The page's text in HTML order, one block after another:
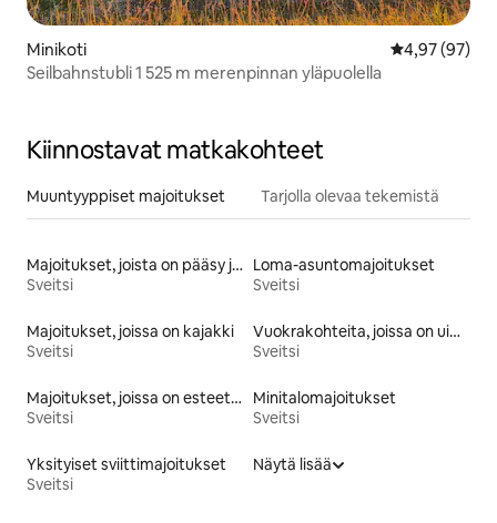
Minikoti
4,97 (97)
Seilbahnstubli 1 525 m merenpinnan yläpuolella
Kiinnostavat matkakohteet
Muuntyyppiset majoitukset Tarjolla olevaa tekemistä
Majoitukset, joista on pääsy järvelle
Sveitsi
Loma-asuntomajoitukset
Sveitsi
Majoitukset, joissa on kajakki
Sveitsi
Vuokrakohteita, joissa on uima-allas
Sveitsi
Majoitukset, joissa on esteetön vuode
Sveitsi
Minitalomajoitukset
Sveitsi
Yksityiset sviittimajoitukset
Sveitsi
Näytä lisää